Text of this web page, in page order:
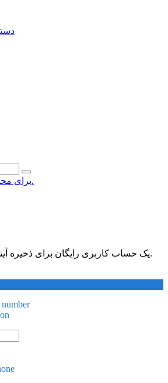
برای محصولات بیشتر کلیک کنید.
یک حساب کاربری رایگان برای ذخیره آیتم‌های محبوب ایجاد کنید.
number